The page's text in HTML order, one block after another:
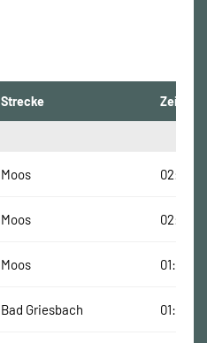
Strecke Zeit
Moos
Moos
Moos
Bad Griesbach